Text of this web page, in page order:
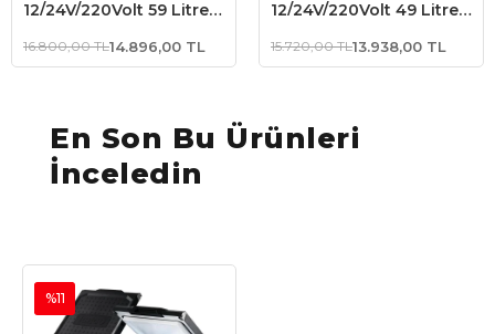
12/24V/220Volt 59 Litre
Kompresörlü Bluetooth
Bağlantılı Oto Buzdolabı
16.800,00 TL14.896,00 TL
12/24V/220Volt 49 Litre
Kompresörlü Bluetooth
Bağlantılı Oto Buzdolabı
15.720,00 TL13.938,00 TL
En Son Bu Ürünleri
İnceledin
%11